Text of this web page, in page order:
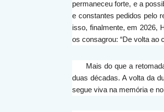
permaneceu forte, e a
e constantes pedidos pelo
isso, finalmente, em 2026,
os consagrou: “De volta ao
Mais do que a
duas décadas. A volta da
segue viva na memória e